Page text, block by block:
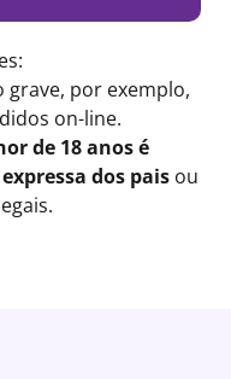
grave, por exemplo,
on-line.
de 18 anos é
dos paisou